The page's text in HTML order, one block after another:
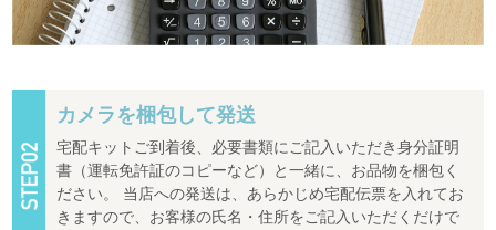
カメラを梱包して発送
宅配キットご到着後、必要書類にご記入いただき身分証明
書（運転免許証のコピーなど）と一緒に、お品物を梱包く
ださい。 当店への発送は、あらかじめ宅配伝票を入れてお
きますので、お客様の氏名・住所をご記入いただくだけで